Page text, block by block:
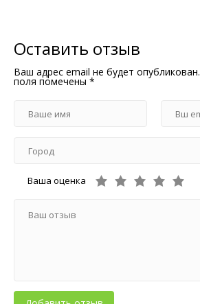
Оставить отзыв
Ваш адрес email не будет опубликован.
поля помечены *
Ваша оценка